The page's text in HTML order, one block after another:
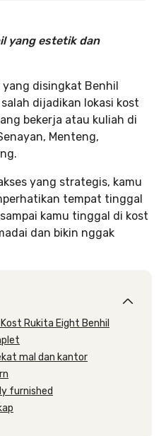
yang estetik dan
yang disingkat Benhil
dijadikan lokasi kost
bekerja atau kuliah di
Menteng,
yang strategis, kamu
tempat tinggal
kamu tinggal di kost
dan bikin nggak
Rukita Eight Benhil
mal dan kantor
furnished